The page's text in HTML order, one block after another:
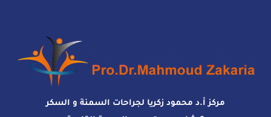
مركز أ.د محمود زكريا لجراحات السمنة و السكر